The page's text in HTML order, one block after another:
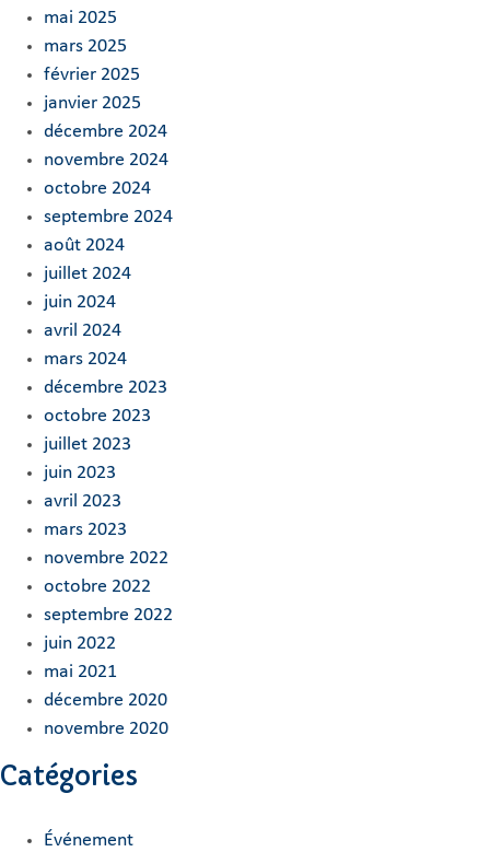
mai 2025
mars 2025
février 2025
janvier 2025
décembre 2024
novembre 2024
octobre 2024
septembre 2024
août 2024
juillet 2024
juin 2024
avril 2024
mars 2024
décembre 2023
octobre 2023
juillet 2023
juin 2023
avril 2023
mars 2023
novembre 2022
octobre 2022
septembre 2022
juin 2022
mai 2021
décembre 2020
novembre 2020
Catégories
Événement